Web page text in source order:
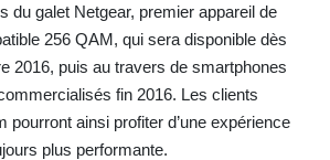
du galet Netgear, premier appareil de
256 QAM, qui sera disponible dès
2016, puis au travers de smartphones
fin 2016. Les clients
pourront ainsi profiter d’une expérience
plus performante.